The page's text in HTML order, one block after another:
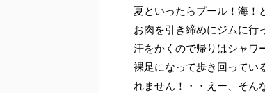
夏といったらプール！海！
お肉を引き締めにジムに行
汗をかくので帰りはシャワ
裸足になって歩き回ってい
れません！・・えー、そん